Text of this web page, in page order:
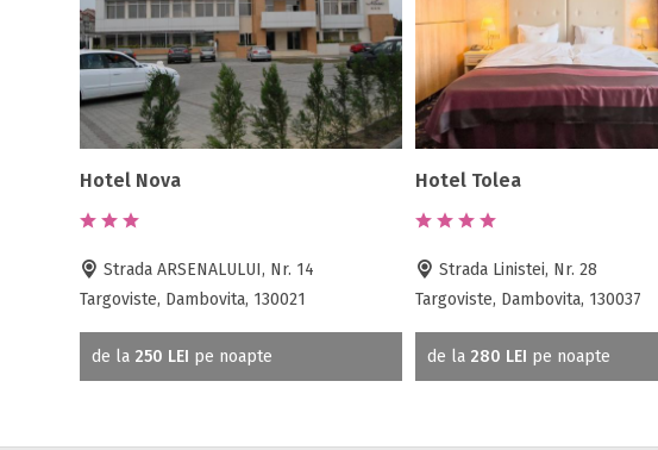
Hotel Nova
Strada ARSENALULUI, Nr. 14
Targoviste, Dambovita, 130021
de la 250 LEI pe noapte
Hotel Tolea
Strada Linistei, Nr. 28
Targoviste, Dambovita, 130037
de la 280 LEI pe noapte